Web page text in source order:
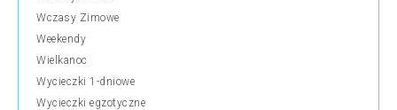
Wczasy Zimowe
Weekendy
Wielkanoc
Wycieczki 1-dniowe
Wycieczki egzotyczne